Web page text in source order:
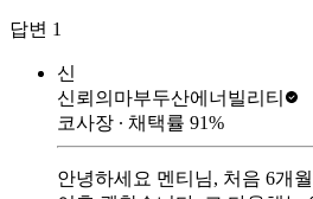
답변 1
신
신뢰의마부두산에너빌리티
코사장 ∙ 채택률 91%
안녕하세요 멘티님, 처음 6개